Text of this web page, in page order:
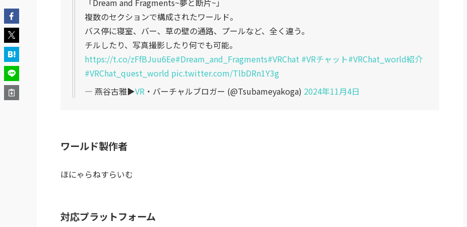
「Dream and Fragments~夢と断片~」
複数のセクションで構成されたワールド。
バス停に寝室、バー、草の壁の通路、プールなど、全く違う。
チルしたり、写真撮影したり何でも可能。
https://t.co/zFfBJuu6Ee#Dream_and_Fragments#VRChat #VRチャット#VRChat_world紹介
#VRChat_quest_world pic.twitter.com/TlbDRn1Y3g
— 燕谷古雅▶︎VR ・バーチャルブロガー (@Tsubameyakoga) 2024年11月4日
ワールド製作者
ほにゃらねすらいむ
対応プラットフォーム